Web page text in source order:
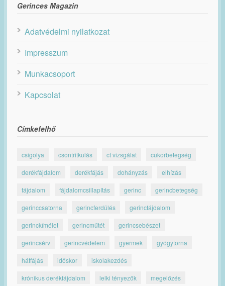
Gerinces Magazin
Adatvédelmi nyilatkozat
Impresszum
Munkacsoport
Kapcsolat
Címkefelhő
csigolya csontritkulás ct vizsgálat cukorbetegség
derékfájdalom derékfájás dohányzás elhízás
fájdalom fájdalomcsillapítás gerinc gerincbetegség
gerinccsatorna gerincferdülés gerincfájdalom
gerinckímélet gerincműtét gerincsebészet
gerincsérv gerincvédelem gyermek gyógytorna
hátfájás időskor iskolakezdés
krónikus derékfájdalom lelki tényezők megelőzés